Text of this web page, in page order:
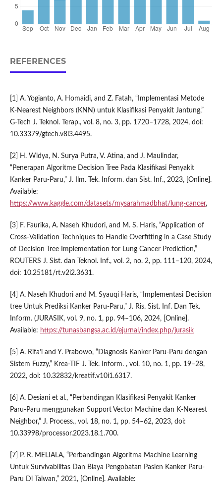
REFERENCES
[1] A. Yogianto, A. Homaidi, and Z. Fatah, “Implementasi Metode
K-Nearest Neighbors (KNN) untuk Klasifikasi Penyakit Jantung,”
G-Tech J. Teknol. Terap., vol. 8, no. 3, pp. 1720–1728, 2024, doi:
10.33379/gtech.v8i3.4495.
[2] H. Widya, N. Surya Putra, V. Atina, and J. Maulindar,
“Penerapan Algoritme Decision Tree Pada Klasifikasi Penyakit
Kanker Paru-Paru,” J. Ilm. Tek. Inform. dan Sist. Inf., 2023, [Online].
Available:
https://www.kaggle.com/datasets/mysarahmadbhat/lung-cancer,
[3] F. Faurika, A. Naseh Khudori, and M. S. Haris, “Application of
Cross-Validation Techniques to Handle Overfitting in a Case Study
of Decision Tree Implementation for Lung Cancer Prediction,”
ROUTERS J. Sist. dan Teknol. Inf., vol. 2, no. 2, pp. 111–120, 2024,
doi: 10.25181/rt.v2i2.3631.
[4] A. Naseh Khudori and M. Syauqi Haris, “Implementasi Decision
tree Untuk Prediksi Kanker Paru-Paru,” J. Ris. Sist. Inf. Dan Tek.
Inform. (JURASIK, vol. 9, no. 1, pp. 94–106, 2024, [Online].
Available: https://tunasbangsa.ac.id/ejurnal/index.php/jurasik
[5] A. Rifa’i and Y. Prabowo, “Diagnosis Kanker Paru-Paru dengan
Sistem Fuzzy,” Krea-TIF J. Tek. Inform. , vol. 10, no. 1, pp. 19–28,
2022, doi: 10.32832/kreatif.v10i1.6317.
[6] A. Desiani et al., “Perbandingan Klasifikasi Penyakit Kanker
Paru-Paru menggunakan Support Vector Machine dan K-Nearest
Neighbor,” J. Process., vol. 18, no. 1, pp. 54–62, 2023, doi:
10.33998/processor.2023.18.1.700.
[7] P. R. MELIALA, “Perbandingan Algoritma Machine Learning
Untuk Survivabilitas Dan Biaya Pengobatan Pasien Kanker Paru-
Paru Di Taiwan,” 2021, [Online]. Available: